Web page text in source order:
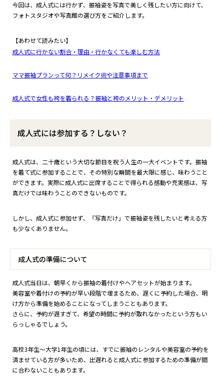
今回は、成人式には行かず、振袖姿を写真で美しく残したい方に向けて、
フォトスタジオや写真館の選び方をご紹介します。
【あわせて読みたい】
成人式に行かない割合・理由・行かなくても楽しむ方法
ママ振袖プランって何？リメイク術や注意事項まで
成人式で女性も袴を着られる？振袖と袴のメリット・デメリット
成人式には参加する？しない？
成人式は、二十歳という大切な節目を祝う人生の一大イベントです。振袖
を着て式に参加することで、その特別な瞬間を最大限に感じ、味わうこと
ができます。実際に成人式に出席することで得られる感動や充実感は、写
真だけでは味わうことのできないものです。
しかし、成人式に参加せず、「写真だけ」で振袖姿を残したいと考える方
も少なくありません。
成人式の準備について
成人式当日は、朝早くから振袖の着付けやヘアセットが始まります。
美容室や着付けの予約が早い段階で埋まるため、遅くに予約した場合、明
け方から準備を始めることになってしまうこともあります。
さらに、予約が遅すぎて、希望の時間に予約が取れなかったという方もい
らっしゃるでしょう。
高校3年生～大学1年生の頃には、すでに振袖のレンタルや美容室の予約を
済ませている方が多いため、出遅れると成人式に参加するための準備が間
に合わないこともあります。